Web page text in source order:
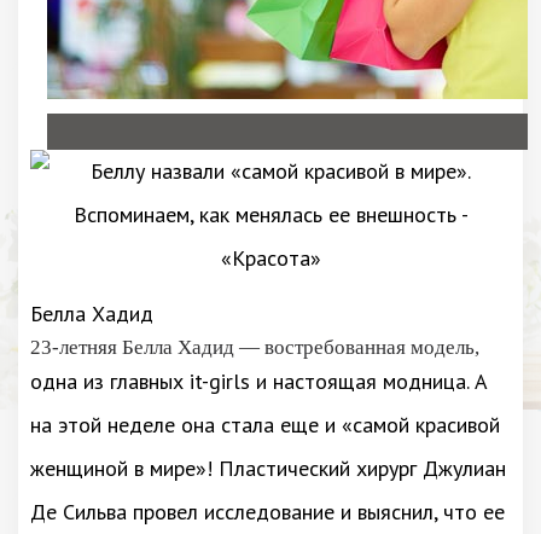
Белла Хадид
23-летняя Белла Хадид — востребованная модель,
одна из главных it-girls и настоящая модница. А
на этой неделе она стала еще и «самой красивой
женщиной в мире»! Пластический хирург Джулиан
Де Сильва провел исследование и выяснил, что ее